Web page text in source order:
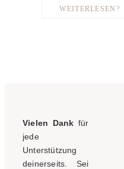
WEITERLESEN?
Vielen Dank für
jede
Unterstützung
deinerseits. Sei